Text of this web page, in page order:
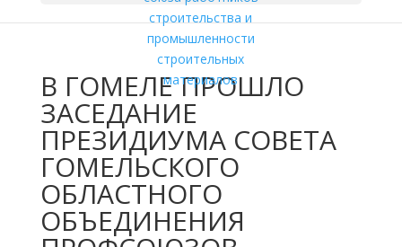
В ГОМЕЛЕ ПРОШЛО
ЗАСЕДАНИЕ
ПРЕЗИДИУМА СОВЕТА
ГОМЕЛЬСКОГО
ОБЛАСТНОГО
ОБЪЕДИНЕНИЯ